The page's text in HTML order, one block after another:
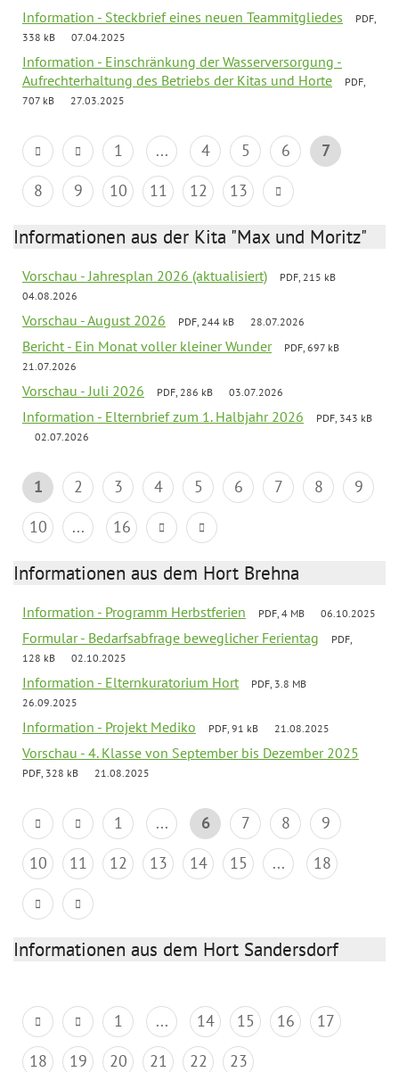
Information - Steckbrief eines neuen Teammitgliedes
PDF,
338 kB
07.04.2025
Information - Einschränkung der Wasserversorgung -
Aufrechterhaltung des Betriebs der Kitas und Horte
PDF,
707 kB
27.03.2025
1 ... 4 5 6
7
8
9 10 11 12 13
Informationen aus der Kita "Max und Moritz"
Vorschau - Jahresplan 2026 (aktualisiert)
PDF, 215 kB
04.08.2026
Vorschau - August 2026 PDF, 244 kB 28.07.2026
Bericht - Ein Monat voller kleiner Wunder
PDF, 697 kB
21.07.2026
Vorschau - Juli 2026 PDF, 286 kB 03.07.2026
Information - Elternbrief zum 1. Halbjahr 2026
PDF, 343 kB
02.07.2026
1 2 3 4 5 6 7 8
9
10
... 16
Informationen aus dem Hort Brehna
Information - Programm Herbstferien PDF, 4 MB 06.10.2025
Formular - Bedarfsabfrage beweglicher Ferientag
PDF,
128 kB
02.10.2025
Information - Elternkuratorium Hort
PDF, 3.8 MB
26.09.2025
Information - Projekt Mediko PDF, 91 kB 21.08.2025
Vorschau - 4. Klasse von September bis Dezember 2025
PDF, 328 kB 21.08.2025
1 ... 6 7 8
9
10
11 12 13 14 15 ... 18
Informationen aus dem Hort Sandersdorf
1 ... 14 15 16
17
18
19 20 21 22 23